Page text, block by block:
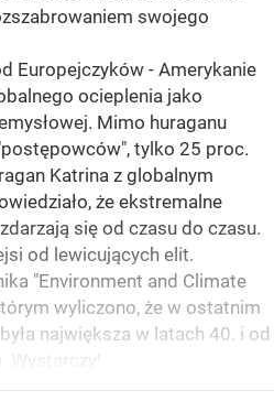
swojego
Europejczyków - Amerykanie
ocieplenia jako
Mimo huraganu
tylko 25 proc.
Katrina z globalnym
że ekstremalne
się od czasu do czasu.
od lewicujących elit.
"Environment and Climate
wyliczono, że w ostatnim
największa w latach 40. i od
Wystarczy!